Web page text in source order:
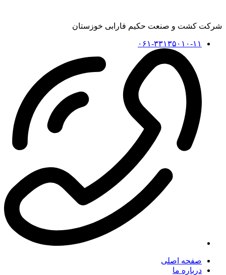
شرکت کشت و صنعت حکیم فارابی خوزستان
۰۶۱-۳۳۱۳۵۰۱۰-۱۱
صفحه اصلی
درباره ما